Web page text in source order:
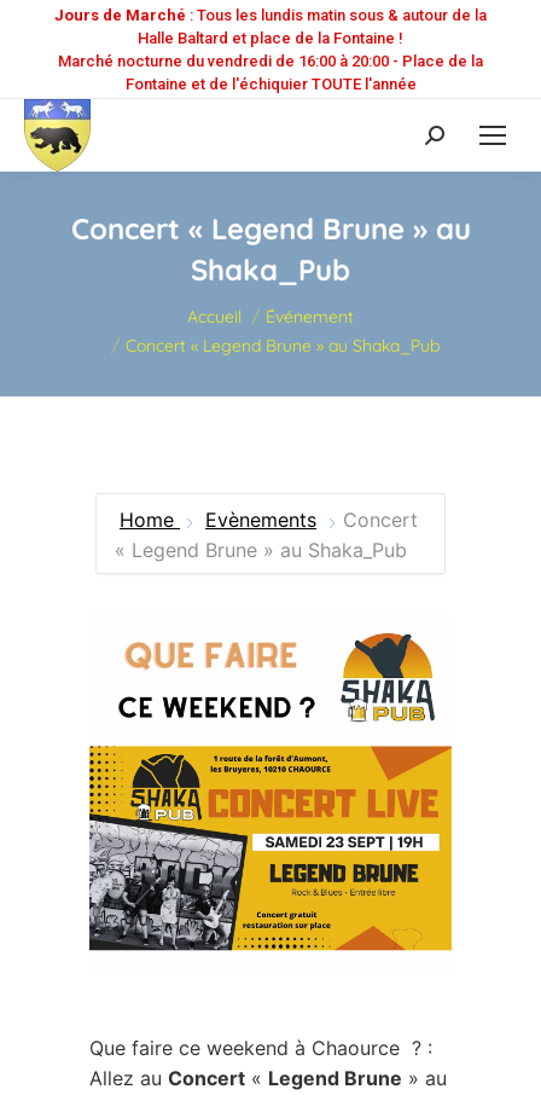
Jours de Marché : Tous les lundis matin sous & autour de la
Halle Baltard et place de la Fontaine !
Marché nocturne du vendredi de 16:00 à 20:00 - Place de la
Fontaine et de l'échiquier TOUTE l'année
Recherche
:
Concert « Legend Brune » au
Shaka_Pub
Accueil
Événement
Concert « Legend Brune » au Shaka_Pub
Home Evènements
Concert
« Legend Brune » au Shaka_Pub
Que faire ce weekend à Chaource ? :
Allez au Concert « Legend Brune » au